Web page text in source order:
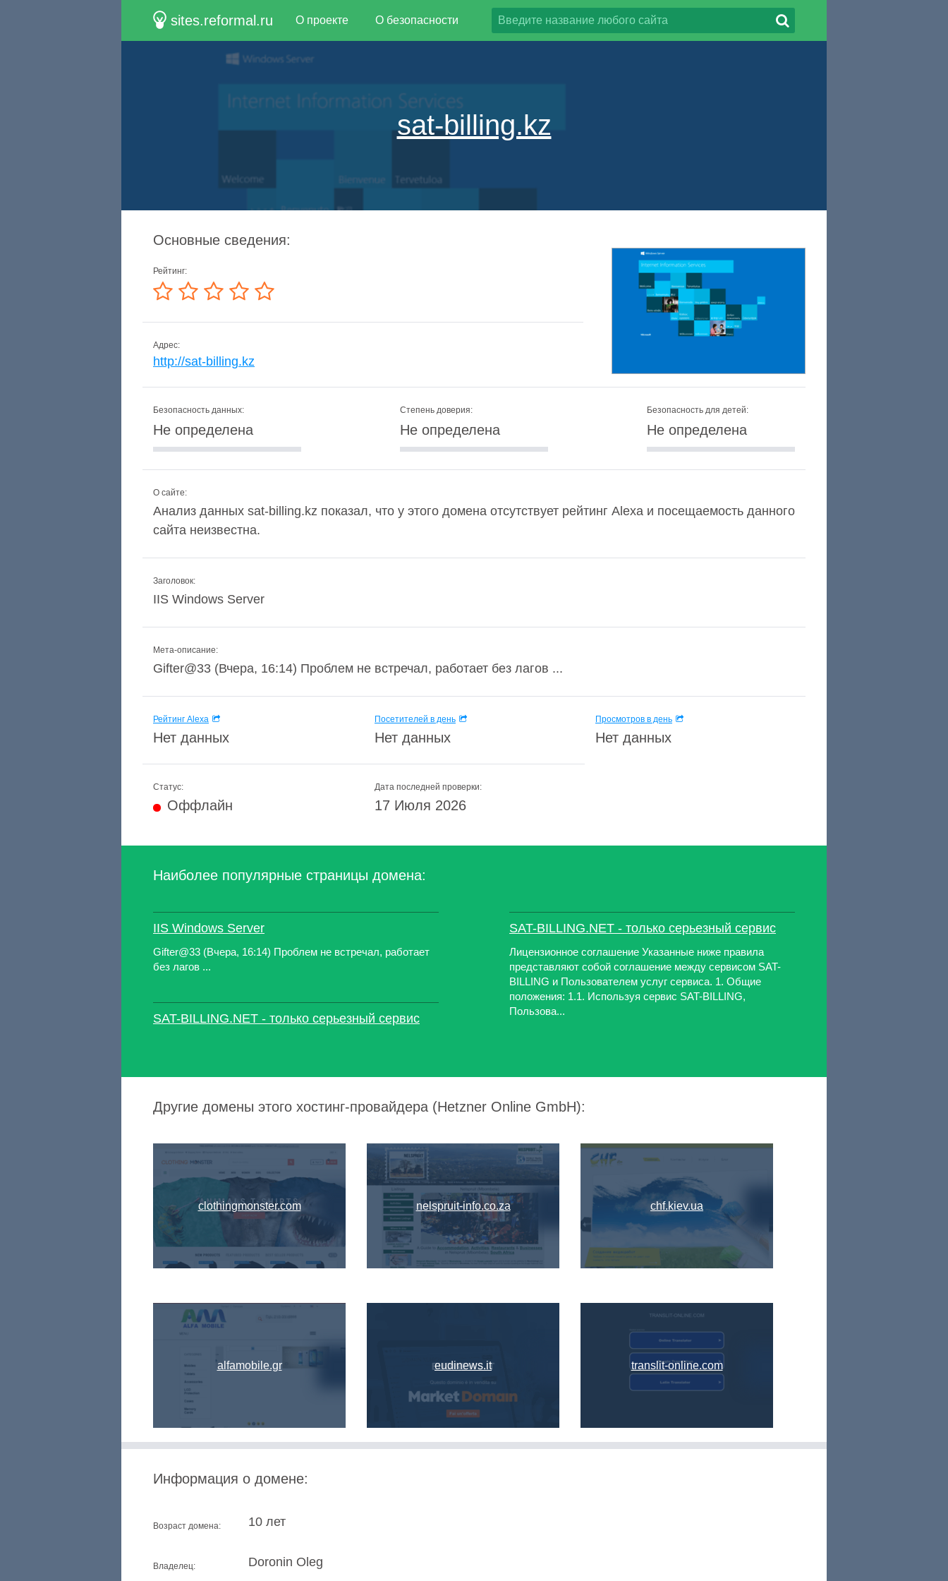
sites.reformal.ru О проекте О безопасности
sat-billing.kz
Основные сведения:
Рейтинг:
Адрес:
http://sat-billing.kz
Безопасность данных:
Не определена
Степень доверия:
Не определена
Безопасность для детей:
Не определена
О сайте:
Анализ данных sat-billing.kz показал, что у этого домена отсутствует рейтинг Alexa и посещаемость данного
сайта неизвестна.
Заголовок:
IIS Windows Server
Мета-описание:
Gifter@33 (Вчера, 16:14) Проблем не встречал, работает без лагов ...
Рейтинг Alexa
Нет данных
Посетителей в день
Нет данных
Просмотров в день
Нет данных
Статус:
Оффлайн
Дата последней проверки:
17 Июля 2026
Наиболее популярные страницы домена:
IIS Windows Server
Gifter@33 (Вчера, 16:14) Проблем не встречал, работает
без лагов ...
SAT-BILLING.NET - только серьезный сервис
SAT-BILLING.NET - только серьезный сервис
Лицензионное соглашение Указанные ниже правила
представляют собой соглашение между сервисом SAT-
BILLING и Пользователем услуг сервиса. 1. Общие
положения: 1.1. Используя сервис SAT-BILLING,
Пользова...
Другие домены этого хостинг-провайдера (Hetzner Online GmbH):
clothingmonster.com
alfamobile.gr
nelspruit-info.co.za
eudinews.it
chf.kiev.ua
translit-online.com
Информация о домене:
Возраст домена: 10 лет
Владелец: Doronin Oleg